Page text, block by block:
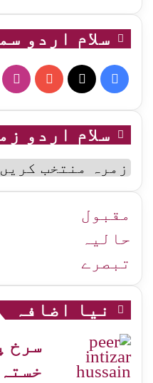
سلام اردو
Facebook
YouTube
سلام اردو
سلام
اردو
زمرہ
جات
مقبول
حالیہ
تبصرے
نیا اضافہ
سرخ